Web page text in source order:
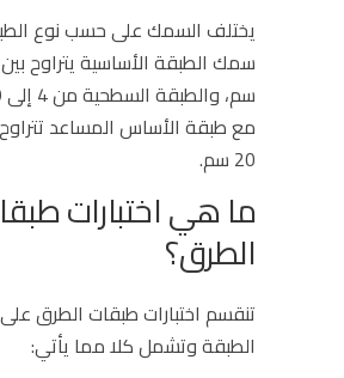
يختلف السمك على حسب نوع
20 سم.
ما هي اختبارات
الطرق؟
تنقسم اختبارات طبقات الطرق
الطبقة وتشمل كلا مما يأتي: